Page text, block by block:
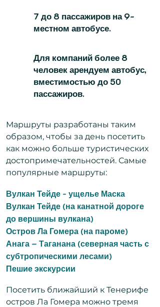
7 до 8 пассажиров на 9-
местном автобусе.
Для компаний более 8
человек арендуем автобус,
вместимостью до 50
пассажиров.​
​Маршруты разработаны таким
образом, чтобы за день посетить
как можно больше туристических
достопримечательностей. Самые
популярные маршруты:
Вулкан Тейде - ущелье Маска
Вулкан Тейде (на канатной дороге
до вершины вулкана)
Остров Ла Гомера (на пароме)
Анага – Таганана (северная часть с
субтропическими лесами)
Пешие экскурсии
Посетить ближайший к Тенерифе
остров Ла Гомера можно тремя